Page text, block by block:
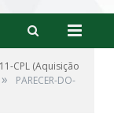
CPL (Aquisição
»
PARECER-DO-